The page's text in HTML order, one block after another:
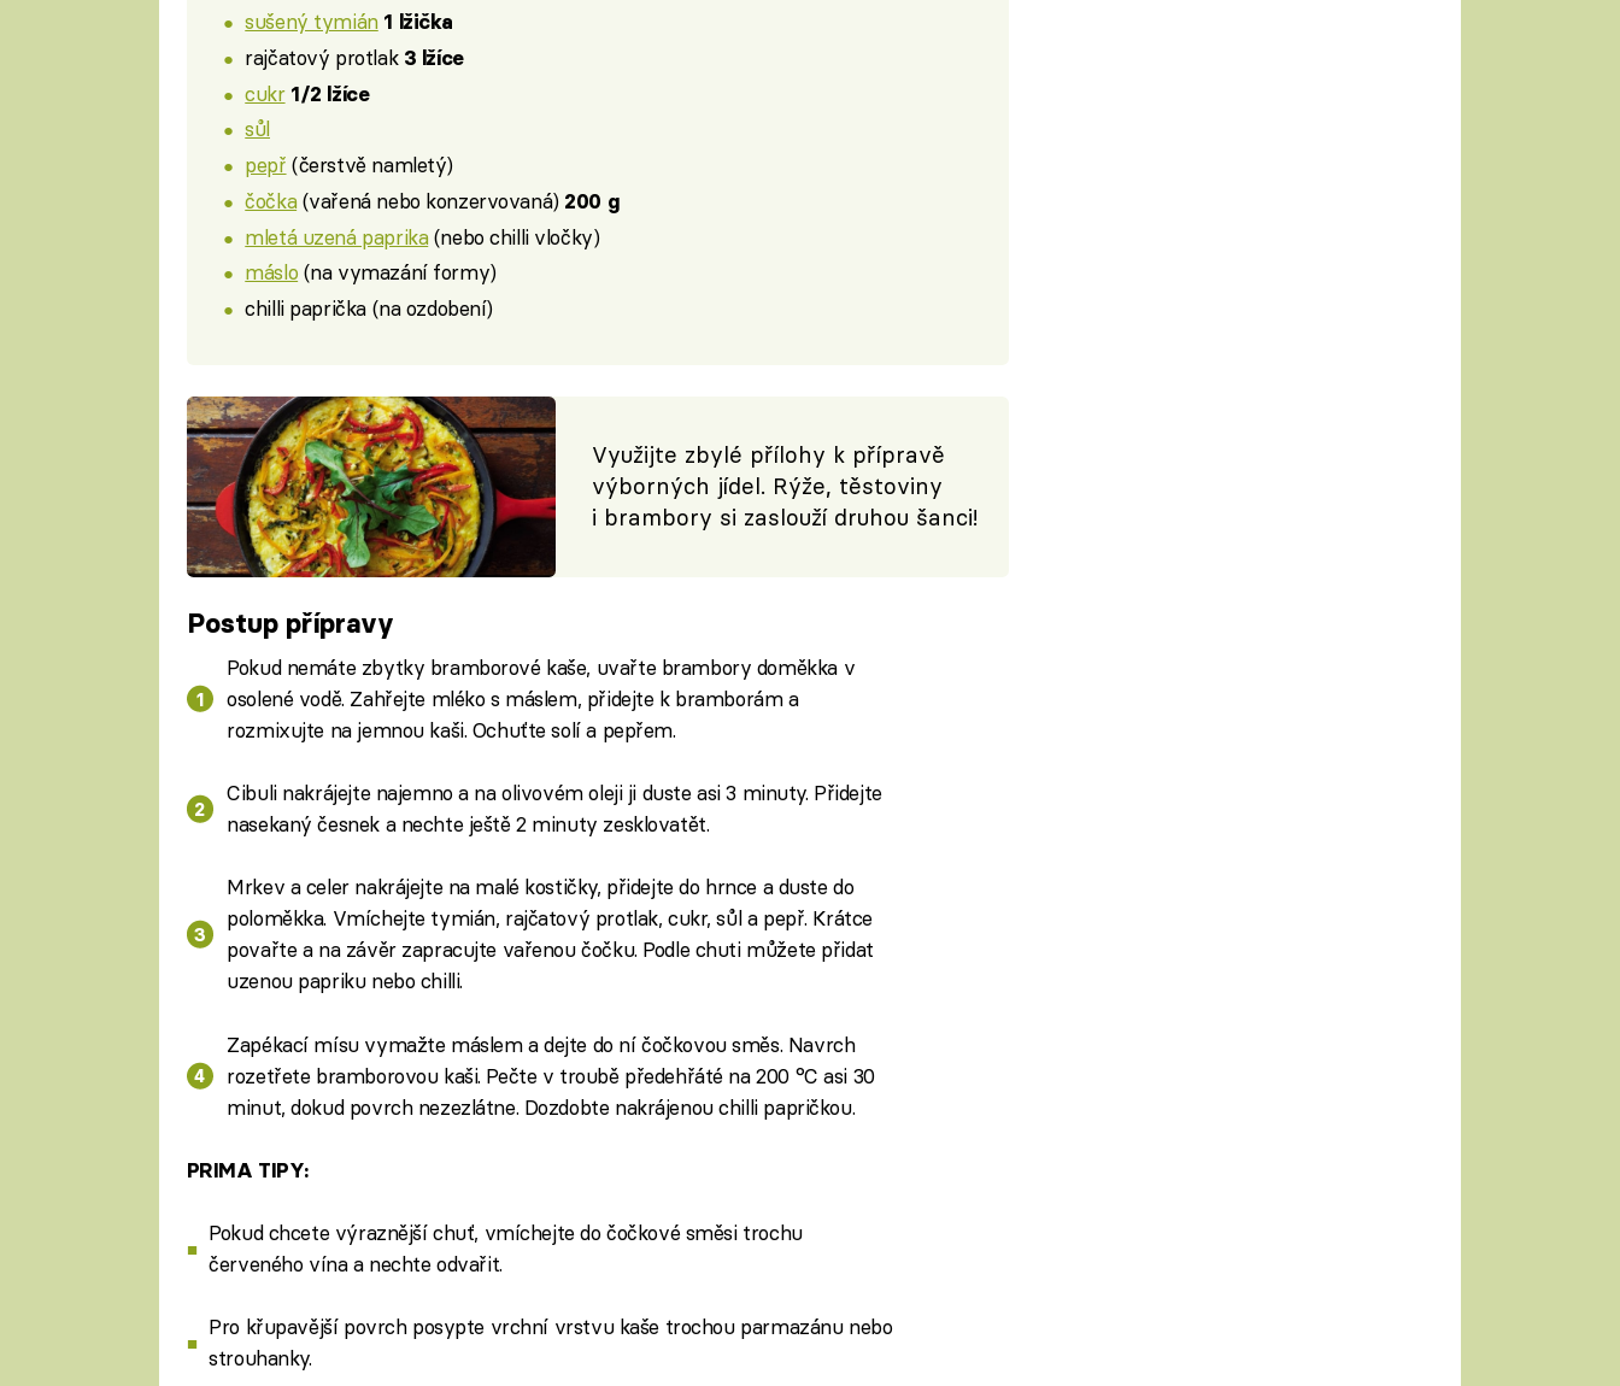
sušený tymián 1 lžička
rajčatový protlak 3 lžíce
cukr 1/2 lžíce
sůl
pepř (čerstvě namletý)
čočka(vařená nebo konzervovaná) 200 g
mletá uzená paprika(nebo chilli vločky)
máslo (na vymazání formy)
chilli paprička (na ozdobení)
Využijte zbylé přílohy k přípravě
výborných jídel. Rýže, těstoviny
i brambory si zaslouží druhou šanci!
Postup přípravy
Pokud nemáte zbytky bramborové kaše, uvařte brambory doměkka v
osolené vodě. Zahřejte mléko s máslem, přidejte k bramborám a
rozmixujte na jemnou kaši. Ochuťte solí a pepřem.
Cibuli nakrájejte najemno a na olivovém oleji ji duste asi 3 minuty. Přidejte
nasekaný česnek a nechte ještě 2 minuty zesklovatět.
Mrkev a celer nakrájejte na malé kostičky, přidejte do hrnce a duste do
poloměkka. Vmíchejte tymián, rajčatový protlak, cukr, sůl a pepř. Krátce
povařte a na závěr zapracujte vařenou čočku. Podle chuti můžete přidat
uzenou papriku nebo chilli.
Zapékací mísu vymažte máslem a dejte do ní čočkovou směs. Navrch
rozetřete bramborovou kaši. Pečte v troubě předehřáté na 200 °C asi 30
minut, dokud povrch nezezlátne. Dozdobte nakrájenou chilli papričkou.
PRIMA TIPY:
Pokud chcete výraznější chuť, vmíchejte do čočkové směsi trochu
červeného vína a nechte odvařit.
Pro křupavější povrch posypte vrchní vrstvu kaše trochou parmazánu nebo
strouhanky.